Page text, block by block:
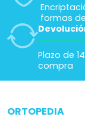
formas
Plazo de
compra
ORTOPEDIA